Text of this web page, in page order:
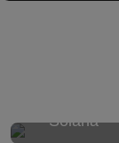
Solana